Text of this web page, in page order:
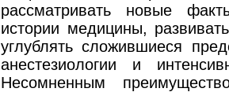
рассматривать новые
истории медицины,
углублять сложившиеся
анестезиологии и
Несомненным